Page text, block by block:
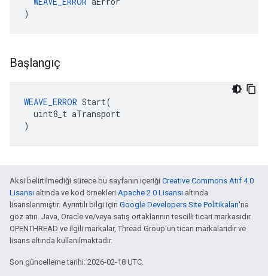
)
Başlangıç
WEAVE_ERROR Start(
  uint8_t aTransport
)
Aksi belirtilmediği sürece bu sayfanın içeriği Creative Commons Atıf 4.0
Lisansı altında ve kod örnekleri Apache 2.0 Lisansı altında
lisanslanmıştır. Ayrıntılı bilgi için Google Developers Site Politikaları'na
göz atın. Java, Oracle ve/veya satış ortaklarının tescilli ticari markasıdır.
OPENTHREAD ve ilgili markalar, Thread Group'un ticari markalarıdır ve
lisans altında kullanılmaktadır.
Son güncelleme tarihi: 2026-02-18 UTC.